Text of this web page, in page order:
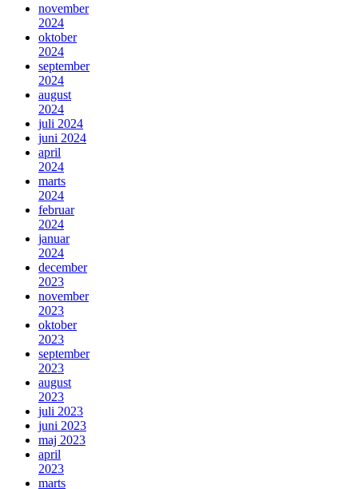
november
2024
oktober
2024
september
2024
august
2024
juli 2024
juni 2024
april
2024
marts
2024
februar
2024
januar
2024
december
2023
november
2023
oktober
2023
september
2023
august
2023
juli 2023
juni 2023
maj 2023
april
2023
marts